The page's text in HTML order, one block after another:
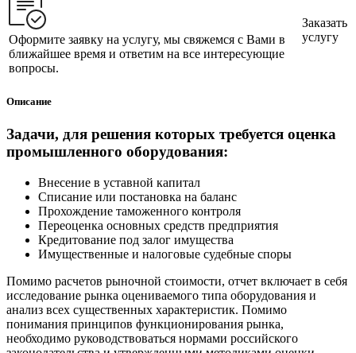
Оформите заявку на услугу, мы свяжемся с Вами в
ближайшее время и ответим на все интересующие
вопросы.
Заказать
услугу
Описание
Задачи, для решения которых требуется оценка
промышленного оборудования:
Внесение в уставной капитал
Списание или постановка на баланс
Прохождение таможенного контроля
Переоценка основных средств предприятия
Кредитование под залог имущества
Имущественные и налоговые судебные споры
Помимо расчетов рыночной стоимости, отчет включает в себя
исследование рынка оцениваемого типа оборудования и
анализ всех существенных характеристик. Помимо
понимания принципов функционирования рынка,
необходимо руководствоваться нормами российского